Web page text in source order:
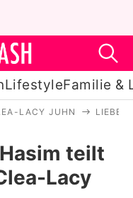
LifestyleFamilie &
LACY JUHN
teilt
Lacy